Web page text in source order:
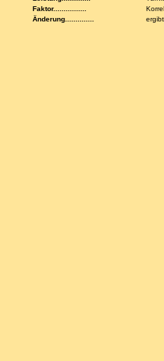
Faktor................
Änderung..............